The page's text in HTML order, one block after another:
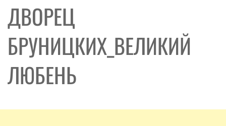
ДВОРЕЦ
БРУНИЦКИХ_ВЕЛИКИЙ
ЛЮБЕНЬ